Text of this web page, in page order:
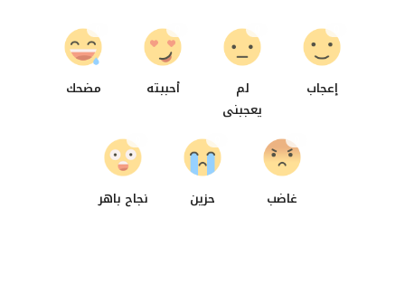
إعجاب
لم
يعجبنى
أحببته مضحك
غاضب حزين نجاح باهر